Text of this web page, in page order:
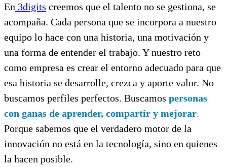
En 3digits creemos que el talento no se gestiona, se
acompaña. Cada persona que se incorpora a nuestro
equipo lo hace con una historia, una motivación y
una forma de entender el trabajo. Y nuestro reto
como empresa es crear el entorno adecuado para que
esa historia se desarrolle, crezca y aporte valor. No
buscamos perfiles perfectos. Buscamos personas
con ganas de aprender, compartir y mejorar.
Porque sabemos que el verdadero motor de la
innovación no está en la tecnología, sino en quienes
la hacen posible.